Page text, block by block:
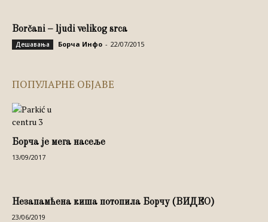
Borčani – ljudi velikog srca
Дешавања Борча Инфо - 22/07/2015
ПОПУЛАРНЕ ОБЈАВЕ
Борча је мега насеље
13/09/2017
Незапамћена киша потопила Борчу (ВИДЕО)
23/06/2019